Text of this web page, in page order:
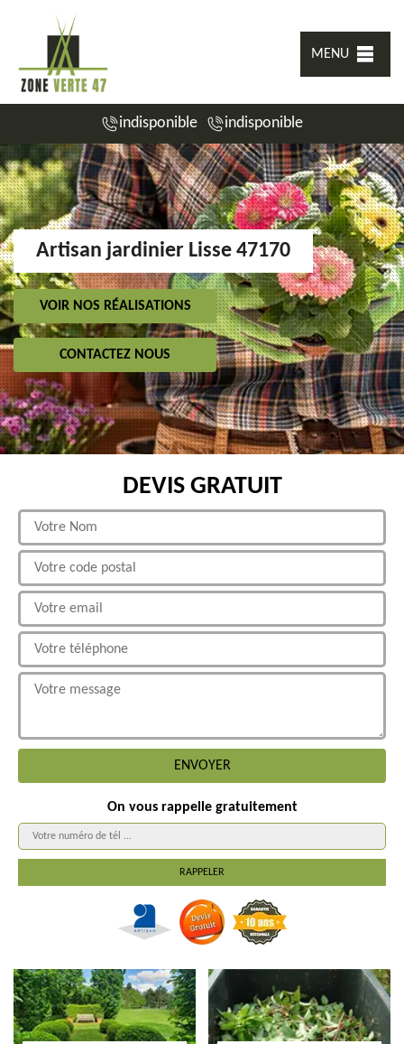
MENU
indisponible indisponible
Artisan jardinier Lisse 47170
VOIR NOS RÉALISATIONS
CONTACTEZ NOUS
DEVIS GRATUIT
On vous rappelle gratuitement